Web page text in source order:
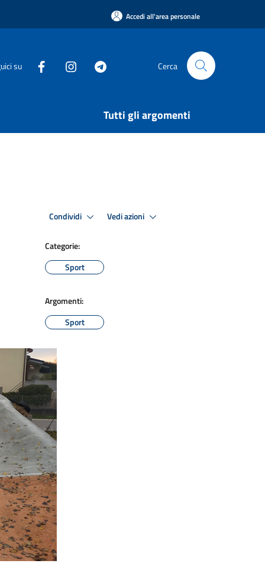
Accedi all'area personale
su Cerca
Tutti gli argomenti
Condividi Vedi azioni
Categorie:
Sport
Argomenti:
Sport